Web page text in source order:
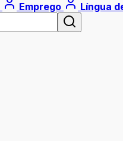
Emprego Língua